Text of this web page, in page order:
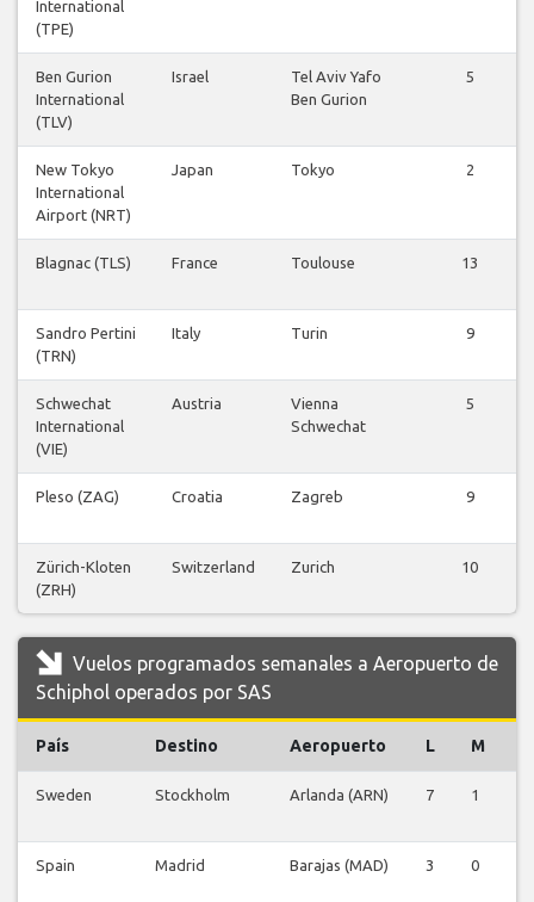
International
(TPE)
Ben Gurion
International
(TLV)
Israel
Tel Aviv Yafo
Ben Gurion
5
New Tokyo
International
Airport (NRT)
Japan Tokyo 2
Blagnac (TLS) France Toulouse 13
Sandro Pertini
(TRN)
Italy Turin 9
Schwechat
International
(VIE)
Austria
Vienna
Schwechat
5
Pleso (ZAG) Croatia Zagreb 9
Zürich-Kloten
(ZRH)
Switzerland Zurich 10
Vuelos programados semanales a Aeropuerto de
Schiphol operados por SAS
País Destino Aeropuerto L M
Sweden Stockholm Arlanda (ARN) 7 1
Spain Madrid Barajas (MAD) 3 0